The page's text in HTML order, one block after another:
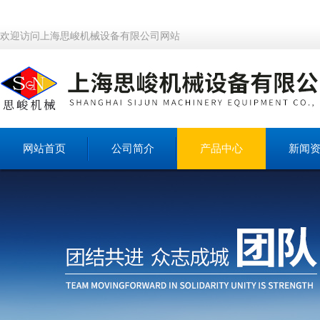
欢迎访问上海思峻机械设备有限公司网站
网站首页 公司简介 产品中心 新闻